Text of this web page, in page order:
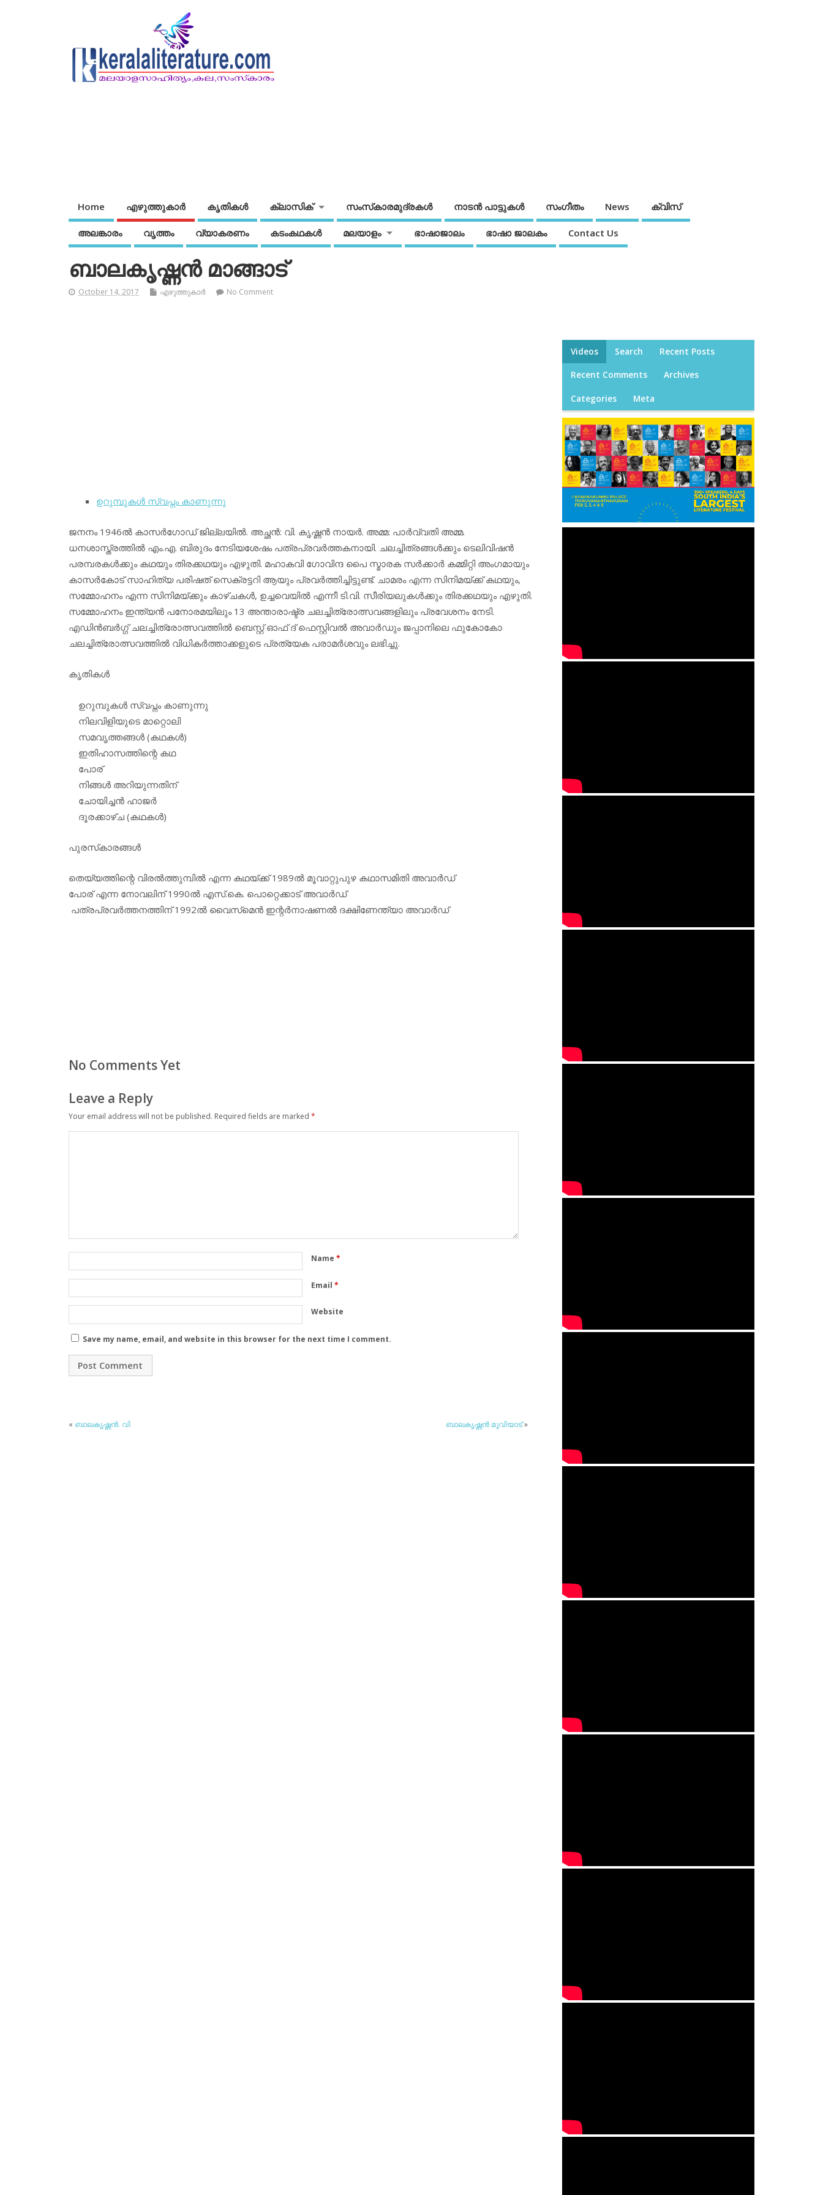
Home എഴുത്തുകാര്‍ കൃതികൾ ക്ലാസിക് സംസ്‌കാരമുദ്രകള്‍ നാടന്‍ പാട്ടുകള്‍ സംഗീതം News ക്വിസ്
അലങ്കാരം വൃത്തം വ്യാകരണം കടംകഥകള്‍ മലയാളം ഭാഷാജാലം ഭാഷാ ജാലകം Contact Us
ബാലകൃഷ്ണന്‍ മാങ്ങാട്
October 14, 2017 എഴുത്തുകാര്‍ No Comment
ഉറുമ്പുകള്‍ സ്വപ്നം കാണുന്നു
ജനനം 1946ല്‍ കാസര്‍ഗോഡ് ജില്ലയില്‍. അച്ഛന്‍: വി. കൃഷ്ണന്‍ നായര്‍. അമ്മ: പാര്‍വ്വതി അമ്മ.
ധനശാസ്ത്രത്തില്‍ എം.എ. ബിരുദം നേടിയശേഷം പത്രപ്രവര്‍ത്തകനായി. ചലച്ചിത്രങ്ങള്‍ക്കും ടെലിവിഷന്‍
പരമ്പരകള്‍ക്കും കഥയും തിരക്കഥയും എഴുതി. മഹാകവി ഗോവിന്ദ പൈ സ്മാരക സര്‍ക്കാര്‍ കമ്മിറ്റി അംഗമായും
കാസര്‍കോട് സാഹിത്യ പരിഷത് സെക്രട്ടറി ആയും പ്രവര്‍ത്തിച്ചിട്ടുണ്ട്. ചാമരം എന്ന സിനിമയ്ക്ക് കഥയും,
സമ്മോഹനം എന്ന സിനിമയ്ക്കും കാഴ്ചകള്‍, ഉച്ചവെയില്‍ എന്നീ ടി.വി. സീരിയലുകള്‍ക്കും തിരക്കഥയും എഴുതി.
സമ്മോഹനം ഇന്ത്യന്‍ പനോരമയിലും 13 അന്താരാഷ്ട്ര ചലച്ചിത്രോത്സവങ്ങളിലും പ്രവേശനം നേടി.
എഡിന്‍ബര്‍ഗ്ഗ് ചലച്ചിത്രോത്സവത്തില്‍ ബെസ്റ്റ് ഓഫ് ദ് ഫെസ്റ്റിവല്‍ അവാര്‍ഡും ജപ്പാനിലെ ഫുകോകോ
ചലച്ചിത്രോത്സവത്തില്‍ വിധികര്‍ത്താക്കളുടെ പ്രത്യേക പരാമര്‍ശവും ലഭിച്ചു.
കൃതികള്‍
ഉറുമ്പുകള്‍ സ്വപ്നം കാണുന്നു
നിലവിളിയുടെ മാറ്റൊലി
സമവൃത്തങ്ങള്‍ (കഥകള്‍)
ഇതിഹാസത്തിന്റെ കഥ
പോര്
നിങ്ങള്‍ അറിയുന്നതിന്
ചോയിച്ചന്‍ ഹാജര്‍
ദൂരക്കാഴ്ച (കഥകള്‍)
പുരസ്‌കാരങ്ങള്‍
തെയ്യത്തിന്റെ വിരല്‍ത്തുമ്പില്‍ എന്ന കഥയ്ക്ക് 1989ല്‍ മൂവാറ്റുപുഴ കഥാസമിതി അവാര്‍ഡ്
പോര് എന്ന നോവലിന് 1990ല്‍ എസ്.കെ. പൊറ്റെക്കാട് അവാര്‍ഡ്
പത്രപ്രവര്‍ത്തനത്തിന് 1992ല്‍ വൈസ്‌മെന്‍ ഇന്റര്‍നാഷണല്‍ ദക്ഷിണേന്ത്യാ അവാര്‍ഡ്
No Comments Yet
Leave a Reply
Your email address will not be published. Required fields are marked *
Name *
Email *
Website
Save my name, email, and website in this browser for the next time I comment.
« ബാലകൃഷ്ണന്‍. വി ബാലകൃഷ്ണന്‍ മൂവിയാട്»
Videos Search Recent Posts
Recent Comments Archives
Categories Meta